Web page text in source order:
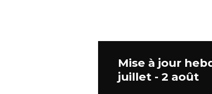
Mise à jour
juillet - 2 août